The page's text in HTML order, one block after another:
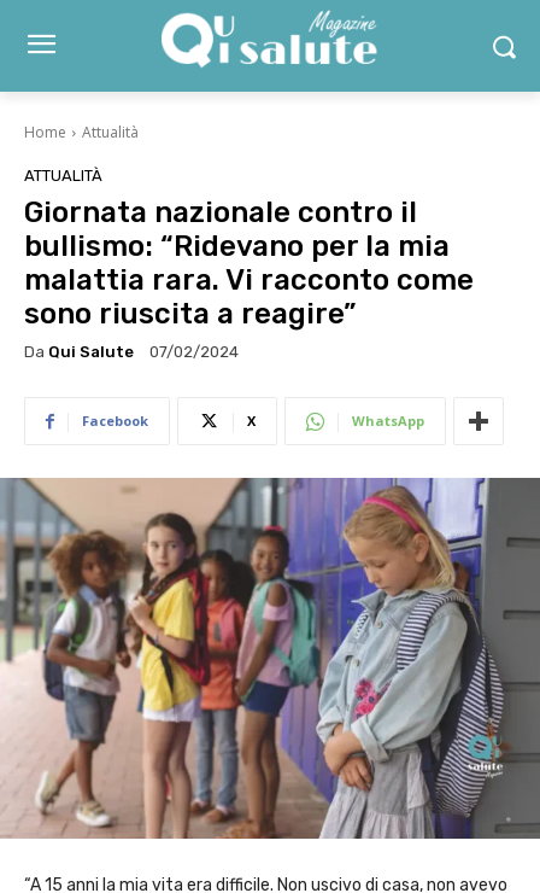
Home Attualità
ATTUALITÀ
Giornata nazionale contro il
bullismo: “Ridevano per la mia
malattia rara. Vi racconto come
sono riuscita a reagire”
Da Qui Salute 07/02/2024
Facebook X WhatsApp
“A 15 anni la mia vita era difficile. Non uscivo di casa, non avevo